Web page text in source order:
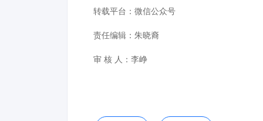
转载平台：微信公众号
责任编辑：朱晓裔
审 核 人：李峥